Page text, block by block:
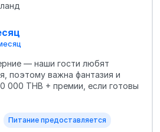
— наши гости любят
поэтому важна фантазия и
000 THB + премии, если готовы
Питание предоставляется